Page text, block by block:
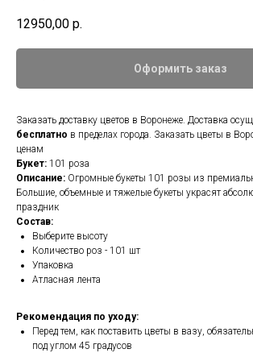
12950,00 р.
Оформить заказ
Заказать доставку цветов в Воронеже. Доставка
бесплатно в пределах города. Заказать цветы в
ценам
Букет: 101 роза
Описание: Огромные букеты 101 розы из
Большие, объемные и тяжелые букеты украсят
праздник
Состав:
Выберите высоту
Количество роз - 101 шт
Упаковка
Атласная лента
Рекомендация по уходу:
Перед тем, как поставить цветы в вазу,
под углом 45 градусов